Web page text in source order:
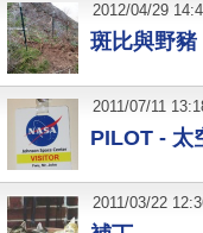
斑比與野豬
2012/04/29
PILOT - 太
2011/07/11
2011/03/22